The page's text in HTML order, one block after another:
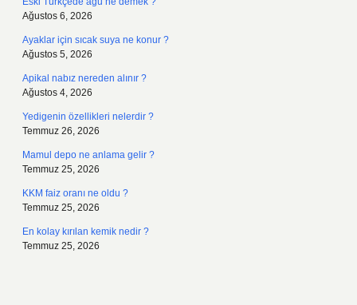
Ağustos 6, 2026
Ayaklar için sıcak suya ne konur ?
Ağustos 5, 2026
Apikal nabız nereden alınır ?
Ağustos 4, 2026
Yedigenin özellikleri nelerdir ?
Temmuz 26, 2026
Mamul depo ne anlama gelir ?
Temmuz 25, 2026
KKM faiz oranı ne oldu ?
Temmuz 25, 2026
En kolay kırılan kemik nedir ?
Temmuz 25, 2026